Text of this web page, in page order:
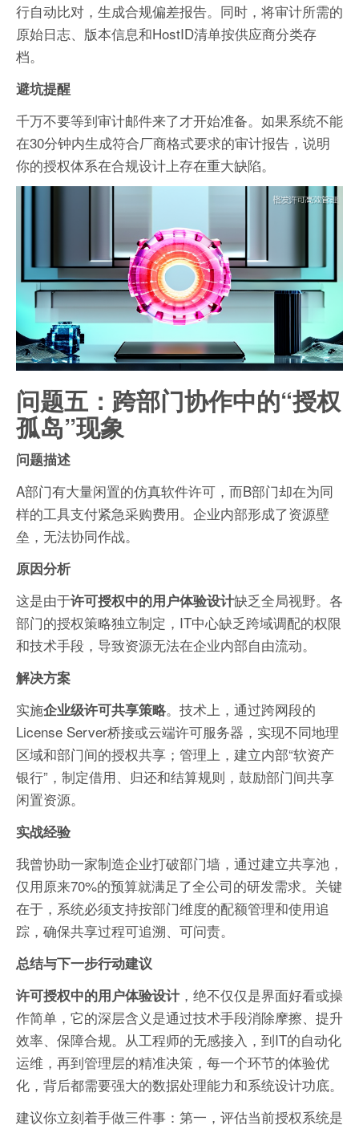
行自动比对，生成合规偏差报告。同时，将审计所需的
原始日志、版本信息和HostID清单按供应商分类存
档。
避坑提醒
千万不要等到审计邮件来了才开始准备。如果系统不能
在30分钟内生成符合厂商格式要求的审计报告，说明
你的授权体系在合规设计上存在重大缺陷。
问题五：跨部门协作中的“授权
孤岛”现象
问题描述
A部门有大量闲置的仿真软件许可，而B部门却在为同
样的工具支付紧急采购费用。企业内部形成了资源壁
垒，无法协同作战。
原因分析
这是由于许可授权中的用户体验设计缺乏全局视野。各
部门的授权策略独立制定，IT中心缺乏跨域调配的权限
和技术手段，导致资源无法在企业内部自由流动。
解决方案
实施企业级许可共享策略。技术上，通过跨网段的
License Server桥接或云端许可服务器，实现不同地理
区域和部门间的授权共享；管理上，建立内部“软资产
银行”，制定借用、归还和结算规则，鼓励部门间共享
闲置资源。
实战经验
我曾协助一家制造企业打破部门墙，通过建立共享池，
仅用原来70%的预算就满足了全公司的研发需求。关键
在于，系统必须支持按部门维度的配额管理和使用追
踪，确保共享过程可追溯、可问责。
总结与下一步行动建议
许可授权中的用户体验设计，绝不仅仅是界面好看或操
作简单，它的深层含义是通过技术手段消除摩擦、提升
效率、保障合规。从工程师的无感接入，到IT的自动化
运维，再到管理层的精准决策，每一个环节的体验优
化，背后都需要强大的数据处理能力和系统设计功底。
建议你立刻着手做三件事：第一，评估当前授权系统是